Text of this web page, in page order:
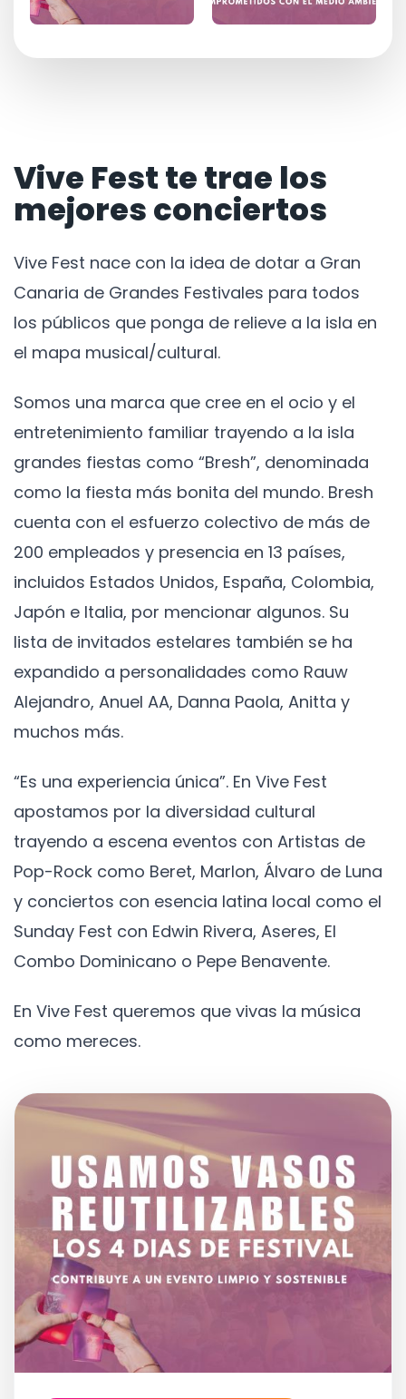
Vive Fest te trae los
mejores conciertos
Vive Fest nace con la idea de dotar a Gran
Canaria de Grandes Festivales para todos
los públicos que ponga de relieve a la isla en
el mapa musical/cultural.
Somos una marca que cree en el ocio y el
entretenimiento familiar trayendo a la isla
grandes fiestas como “Bresh”, denominada
como la fiesta más bonita del mundo. Bresh
cuenta con el esfuerzo colectivo de más de
200 empleados y presencia en 13 países,
incluidos Estados Unidos, España, Colombia,
Japón e Italia, por mencionar algunos. Su
lista de invitados estelares también se ha
expandido a personalidades como Rauw
Alejandro, Anuel AA, Danna Paola, Anitta y
muchos más.
“Es una experiencia única”. En Vive Fest
apostamos por la diversidad cultural
trayendo a escena eventos con Artistas de
Pop-Rock como Beret, Marlon, Álvaro de Luna
y conciertos con esencia latina local como el
Sunday Fest con Edwin Rivera, Aseres, El
Combo Dominicano o Pepe Benavente.
En Vive Fest queremos que vivas la música
como mereces.